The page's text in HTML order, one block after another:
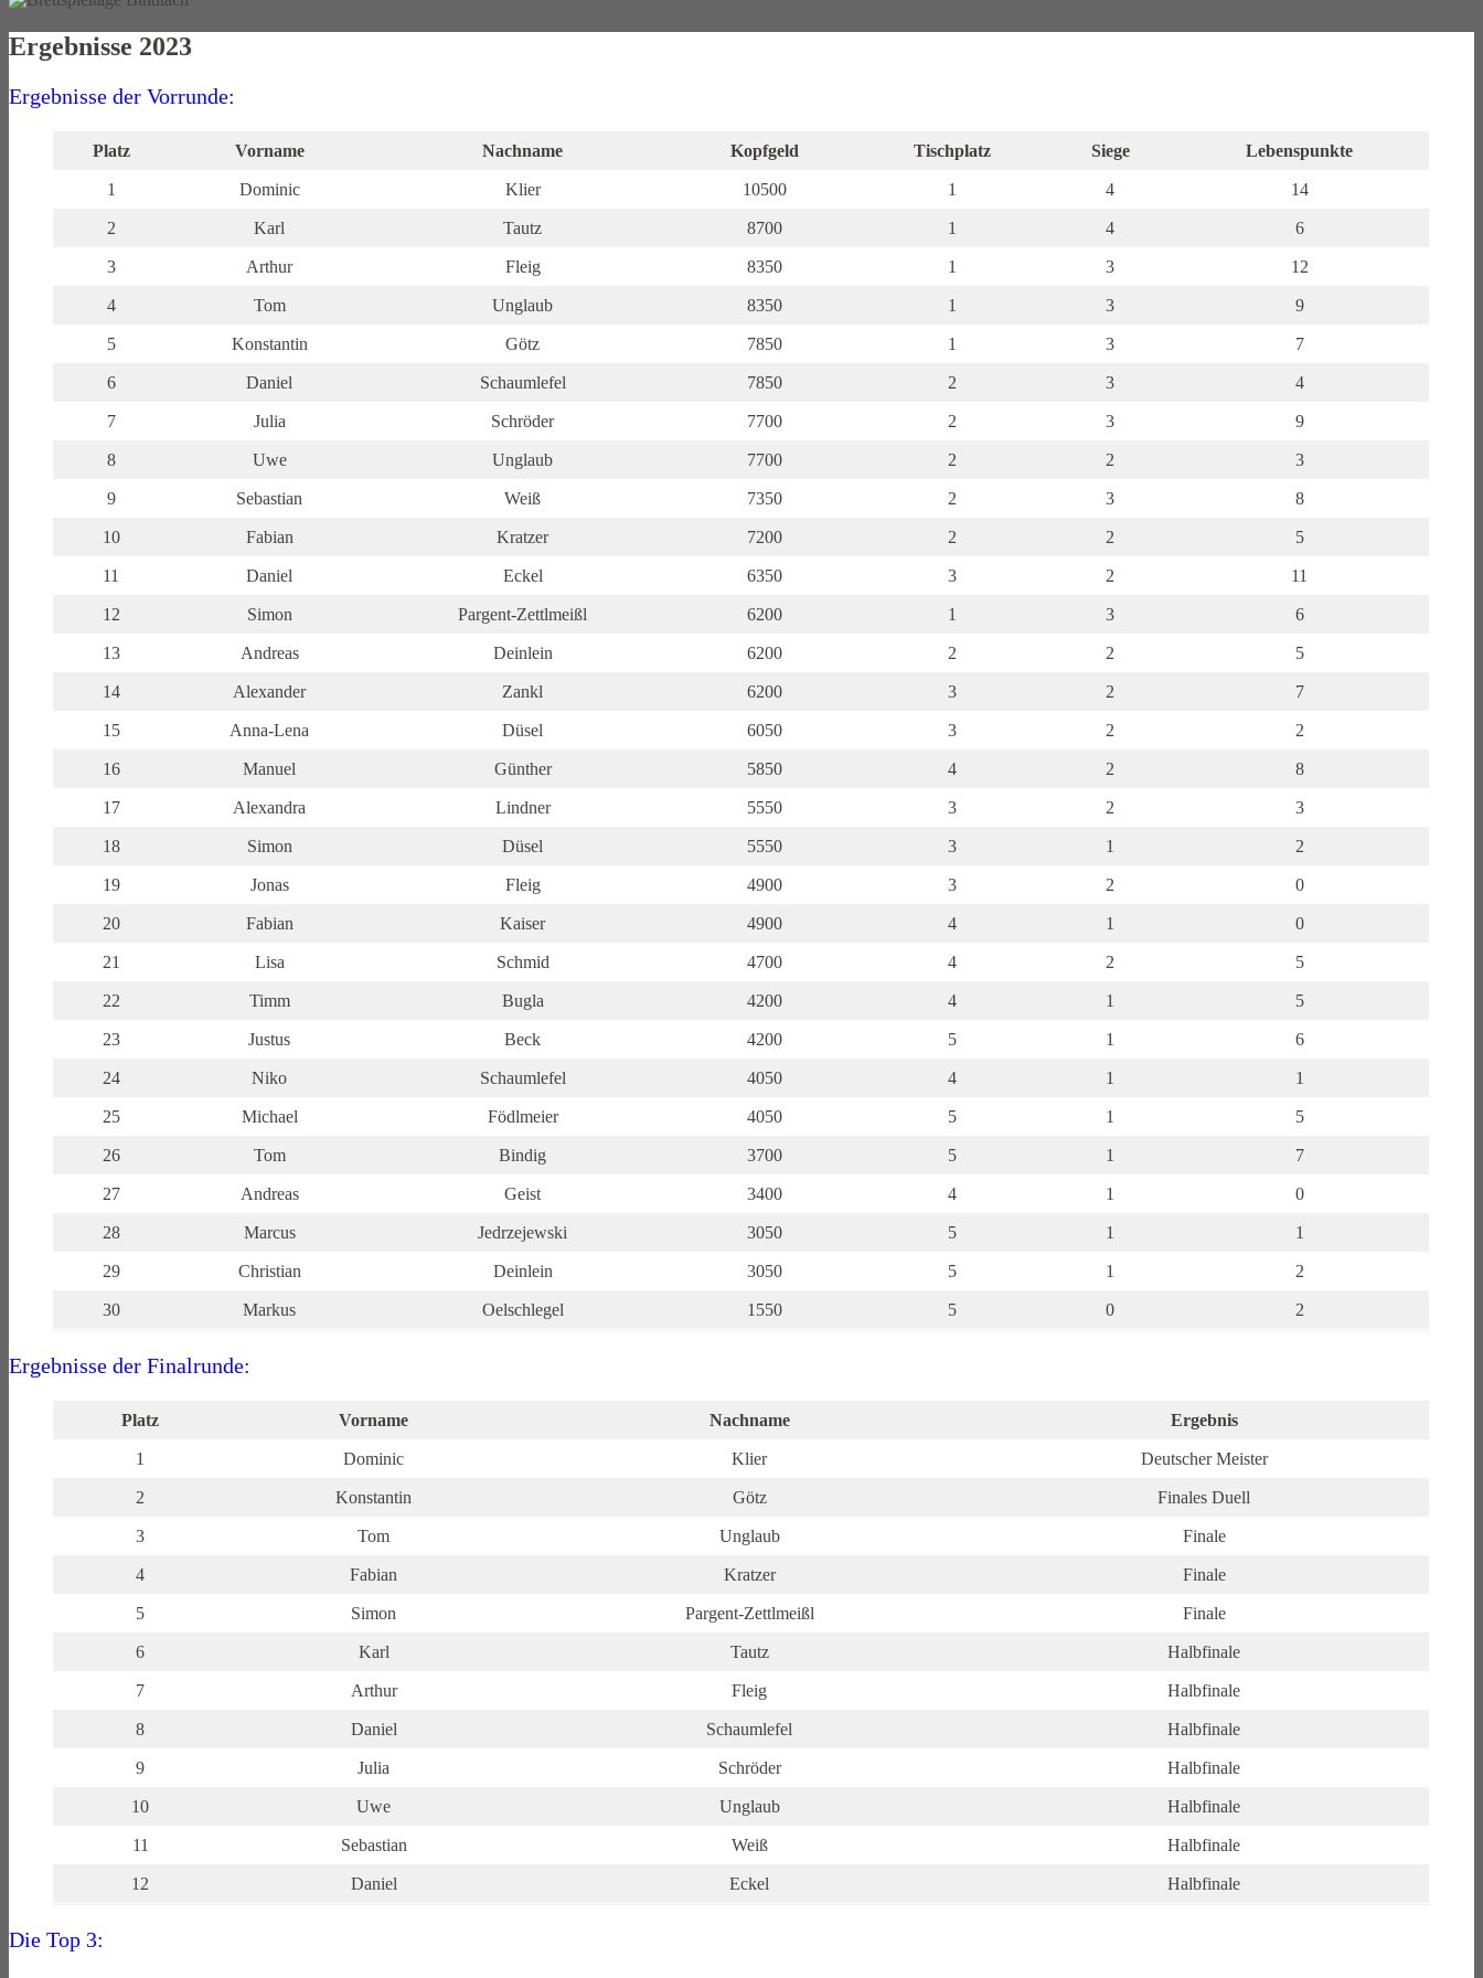
Ergebnisse 2023
Ergebnisse der Vorrunde:
Platz Vorname Nachname Kopfgeld Tischplatz Siege Lebenspunkte
1 Dominic Klier 10500 1 4 14
2 Karl Tautz 8700 1 4 6
3 Arthur Fleig 8350 1 3 12
4 Tom Unglaub 8350 1 3 9
5 Konstantin Götz 7850 1 3 7
6 Daniel Schaumlefel 7850 2 3 4
7 Julia Schröder 7700 2 3 9
8 Uwe Unglaub 7700 2 2 3
9 Sebastian Weiß 7350 2 3 8
10 Fabian Kratzer 7200 2 2 5
11 Daniel Eckel 6350 3 2 11
12 Simon Pargent-Zettlmeißl 6200 1 3 6
13 Andreas Deinlein 6200 2 2 5
14 Alexander Zankl 6200 3 2 7
15 Anna-Lena Düsel 6050 3 2 2
16 Manuel Günther 5850 4 2 8
17 Alexandra Lindner 5550 3 2 3
18 Simon Düsel 5550 3 1 2
19 Jonas Fleig 4900 3 2 0
20 Fabian Kaiser 4900 4 1 0
21 Lisa Schmid 4700 4 2 5
22 Timm Bugla 4200 4 1 5
23 Justus Beck 4200 5 1 6
24 Niko Schaumlefel 4050 4 1 1
25 Michael Födlmeier 4050 5 1 5
26 Tom Bindig 3700 5 1 7
27 Andreas Geist 3400 4 1 0
28 Marcus Jedrzejewski 3050 5 1 1
29 Christian Deinlein 3050 5 1 2
30 Markus Oelschlegel 1550 5 0 2
Ergebnisse der Finalrunde:
Platz Vorname Nachname Ergebnis
1 Dominic Klier Deutscher Meister
2 Konstantin Götz Finales Duell
3 Tom Unglaub Finale
4 Fabian Kratzer Finale
5 Simon Pargent-Zettlmeißl Finale
6 Karl Tautz Halbfinale
7 Arthur Fleig Halbfinale
8 Daniel Schaumlefel Halbfinale
9 Julia Schröder Halbfinale
10 Uwe Unglaub Halbfinale
11 Sebastian Weiß Halbfinale
12 Daniel Eckel Halbfinale
Die Top 3: